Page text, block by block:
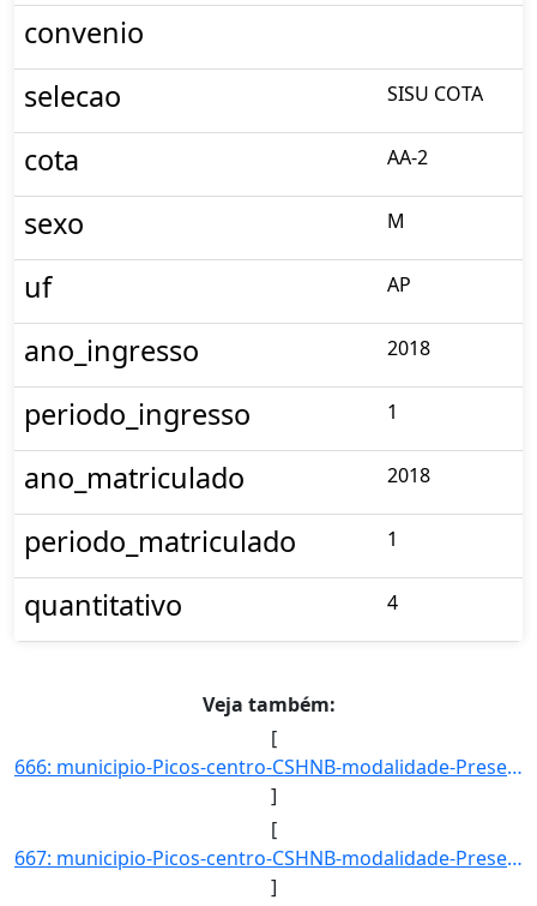
convenio
selecao
SISU COTA
cota AA-2
sexo M
uf AP
ano_ingresso 2018
periodo_ingresso 1
ano_matriculado 2018
periodo_matriculado 1
quantitativo 4
Veja também:
[
666: municipio-Picos-centro-CSHNB-modalidade-Presencial-convenio--selecao-SISU_COTA-cota-AA-8-sexo-F-uf-A]
]
[
667: municipio-Picos-centro-CSHNB-modalidade-Presencial-convenio--selecao-SISU_COTA-cota-AA-4-sexo-F-uf-B]
]